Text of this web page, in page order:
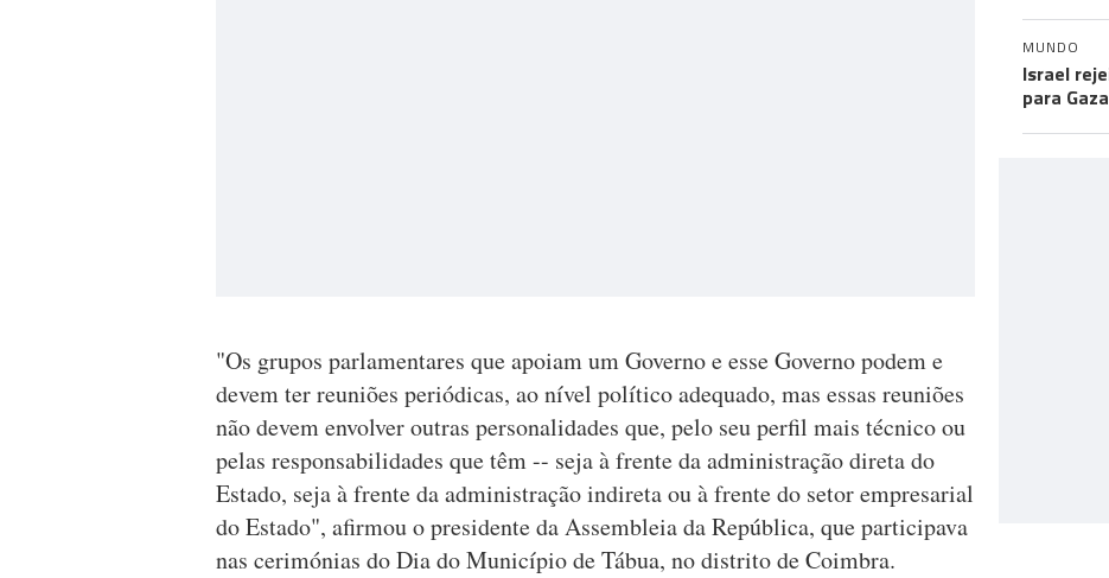
"Os grupos parlamentares que apoiam um Governo e esse Governo podem e
devem ter reuniões periódicas, ao nível político adequado, mas essas reuniões
não devem envolver outras personalidades que, pelo seu perfil mais técnico ou
pelas responsabilidades que têm -- seja à frente da administração direta do
Estado, seja à frente da administração indireta ou à frente do setor empresarial
do Estado", afirmou o presidente da Assembleia da República, que participava
nas cerimónias do Dia do Município de Tábua, no distrito de Coimbra.
MUNDO
Israel
para